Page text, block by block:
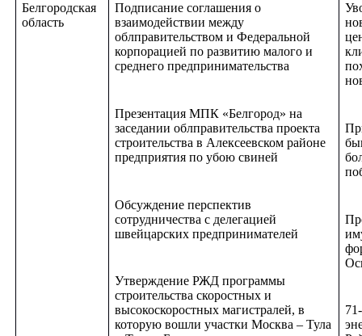
Белгородская
область
Подписание соглашения о
взаимодействии между
облправительством и Федеральной
корпорацией по развитию малого и
среднего предпринимательства
Презентация МПК «Белгород» на
заседании облправительства проекта
строительства в Алексеевском районе
предприятия по убою свиней
Обсуждение перспектив
сотрудничества с делегацией
швейцарских предпринимателей
Утверждение РЖД программы
строительства скоростных и
высокоскоростных магистралей, в
которую вошли участки Москва – Тула